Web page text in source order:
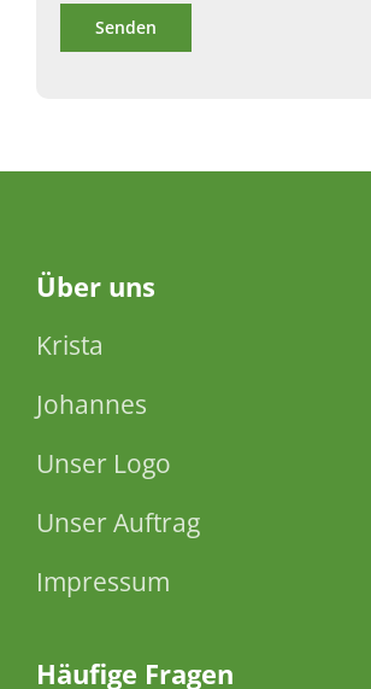
Über uns
Krista
Johannes
Unser Logo
Unser Auftrag
Impressum
Häufige Fragen